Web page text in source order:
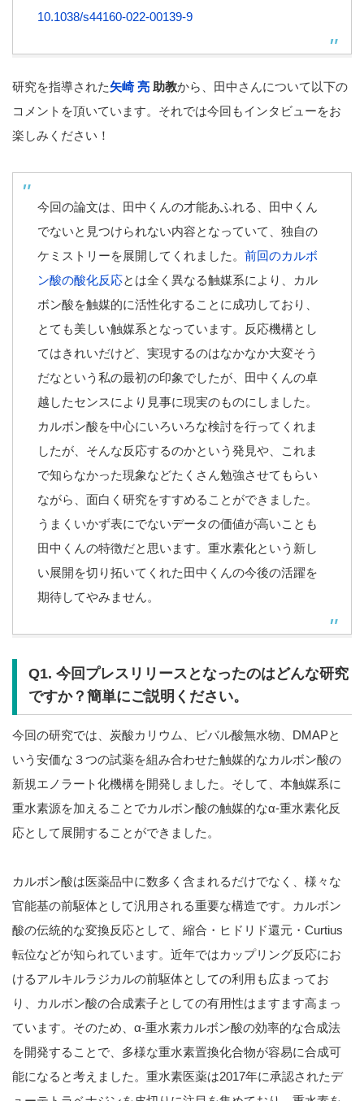
10.1038/s44160-022-00139-9
研究を指導された矢崎 亮 助教から、田中さんについて以下の
コメントを頂いています。それでは今回もインタビューをお
楽しみください！
今回の論文は、田中くんの才能あふれる、田中くん
でないと見つけられない内容となっていて、独自の
ケミストリーを展開してくれました。 前回のカルボ
ン酸の酸化反応とは全く異なる触媒系により、カル
ボン酸を触媒的に活性化することに成功しており、
とても美しい触媒系となっています。反応機構とし
てはきれいだけど、実現するのはなかなか大変そう
だなという私の最初の印象でしたが、田中くんの卓
越したセンスにより見事に現実のものにしました。
カルボン酸を中心にいろいろな検討を行ってくれま
したが、そんな反応するのかという発見や、これま
で知らなかった現象などたくさん勉強させてもらい
ながら、面白く研究をすすめることができました。
うまくいかず表にでないデータの価値が高いことも
田中くんの特徴だと思います。重水素化という新し
い展開を切り拓いてくれた田中くんの今後の活躍を
期待してやみません。
Q1. 今回プレスリリースとなったのはどんな研究
ですか？簡単にご説明ください。
今回の研究では、炭酸カリウム、ピバル酸無水物、DMAPと
いう安価な３つの試薬を組み合わせた触媒的なカルボン酸の
新規エノラート化機構を開発しました。そして、本触媒系に
重水素源を加えることでカルボン酸の触媒的なα-重水素化反
応として展開することができました。
カルボン酸は医薬品中に数多く含まれるだけでなく、様々な
官能基の前駆体として汎用される重要な構造です。カルボン
酸の伝統的な変換反応として、縮合・ヒドリド還元・Curtius
転位などが知られています。近年ではカップリング反応にお
けるアルキルラジカルの前駆体としての利用も広まってお
り、カルボン酸の合成素子としての有用性はますます高まっ
ています。そのため、α-重水素カルボン酸の効率的な合成法
を開発することで、多様な重水素置換化合物が容易に合成可
能になると考えました。重水素医薬は2017年に承認されたデ